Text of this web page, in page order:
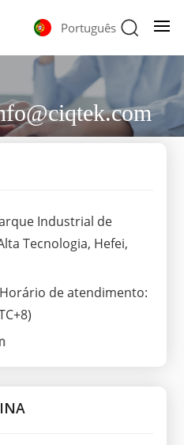
Português
Industrial de
Tecnologia, Hefei,
de atendimento: